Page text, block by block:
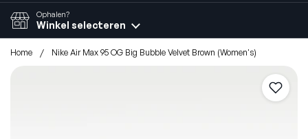
Ophalen?
Winkel selecteren
Home / Nike Air Max 95 OG Big Bubble Velvet Brown (Women's)